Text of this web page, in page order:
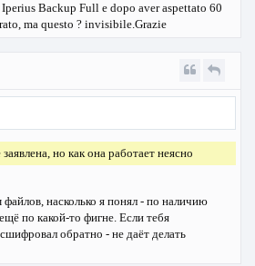
Backup Full e dopo aver aspettato 60
ma questo ? invisibile.Grazie
но как она работает неясно
насколько я понял - по наличию
по какой-то фигне. Если тебя
обратно - не даёт делать